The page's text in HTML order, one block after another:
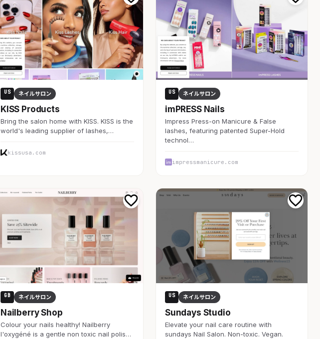
US ネイルサロン
KISS Products
Bring the salon home with KISS. KISS is the
world's leading supplier of lashes,…
kissusa.com
US ネイルサロン
imPRESS Nails
Impress Press-on Manicure & False
lashes, featuring patented Super-Hold
technol…
impressmanicure.com
GB ネイルサロン
Nailberry Shop
Colour your nails healthy! Nailberry
l'oxygéné is a gentle non toxic nail polis…
US ネイルサロン
Sundays Studio
Elevate your nail care routine with
sundays Nail Salon. Non-toxic. Vegan.